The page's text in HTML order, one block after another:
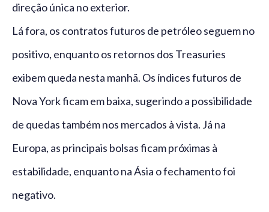
direção única no exterior.
Lá fora, os contratos futuros de petróleo seguem no
positivo, enquanto os retornos dos Treasuries
exibem queda nesta manhã. Os índices futuros de
Nova York ficam em baixa, sugerindo a possibilidade
de quedas também nos mercados à vista. Já na
Europa, as principais bolsas ficam próximas à
estabilidade, enquanto na Ásia o fechamento foi
negativo.